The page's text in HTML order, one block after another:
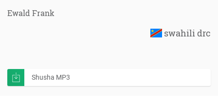
Ewald Frank
swahili drc
Shusha MP3